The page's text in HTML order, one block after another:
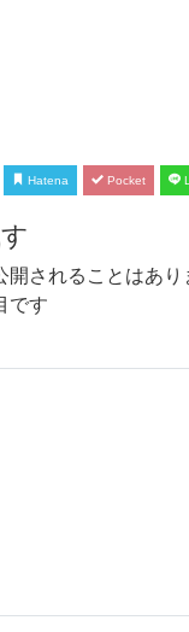
Hatena Pocket
開されることはあり
です